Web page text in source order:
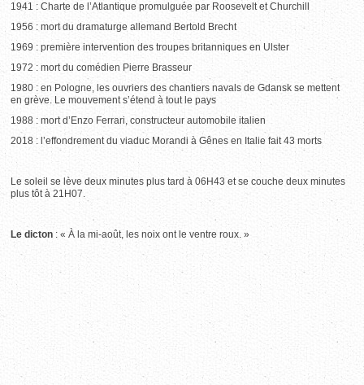
1941 : Charte de l’Atlantique promulguée par Roosevelt et Churchill
1956 : mort du dramaturge allemand Bertold Brecht
1969 : première intervention des troupes britanniques en Ulster
1972 : mort du comédien Pierre Brasseur
1980 : en Pologne, les ouvriers des chantiers navals de Gdansk se mettent
en grève. Le mouvement s’étend à tout le pays
1988 : mort d’Enzo Ferrari, constructeur automobile italien
2018 : l’effondrement du viaduc Morandi à Gênes en Italie fait 43 morts
Le soleil se lève deux minutes plus tard à 06H43 et se couche deux minutes
plus tôt à 21H07.
Le dicton : « À la mi-août, les noix ont le ventre roux. »